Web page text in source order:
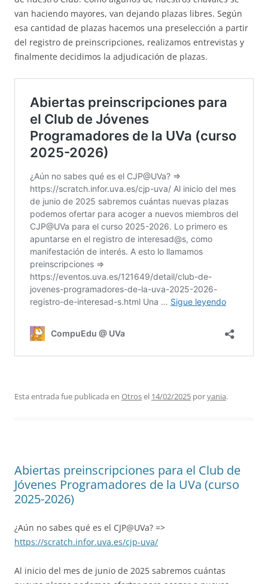
van haciendo mayores, van dejando plazas libres. Según
esa cantidad de plazas hacemos una preselección a partir
del registro de preinscripciones, realizamos entrevistas y
finalmente decidimos la adjudicación de plazas.
Esta entrada fue publicada en Otrosel 14/02/2025 poryania.
Abiertas preinscripciones para el Club de
Jóvenes Programadores de la UVa (curso
2025-2026)
¿Aún no sabes qué es el CJP@UVa? =>
https://scratch.infor.uva.es/cjp-uva/
Al inicio del mes de junio de 2025 sabremos cuántas